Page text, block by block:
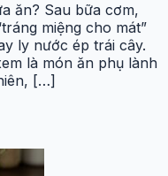
ăn? Sau bữa cơm,
miệng cho mát”
ly nước ép trái cây.
là món ăn phụ lành
[…]